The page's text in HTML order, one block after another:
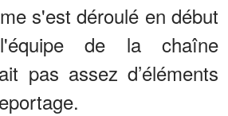
s'est déroulé en début
de la chaîne
pas assez d’éléments